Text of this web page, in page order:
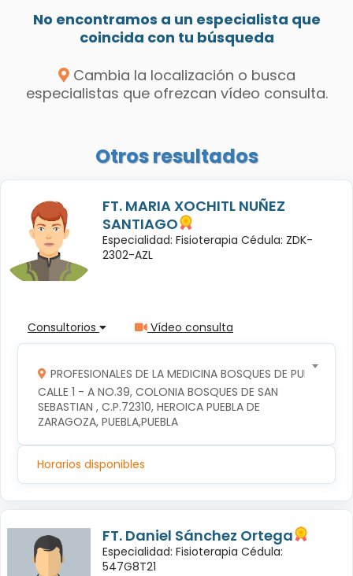
No encontramos a un especialista que
coincida con tu búsqueda
Cambia la localización o busca
especialistas que ofrezcan vídeo consulta.
Otros resultados
FT. MARIA XOCHITL NUÑEZ
SANTIAGO
Especialidad: Fisioterapia Cédula: ZDK-
2302-AZL
Consultorios Vídeo consulta
PROFESIONALES DE LA MEDICINA BOSQUES DE PUEBLA S
CALLE 1 - A NO.39, COLONIA BOSQUES DE SAN
SEBASTIAN , C.P.72310, HEROICA PUEBLA DE
ZARAGOZA, PUEBLA,PUEBLA
Horarios disponibles
FT. Daniel Sánchez Ortega
Especialidad: Fisioterapia Cédula:
547G8T21